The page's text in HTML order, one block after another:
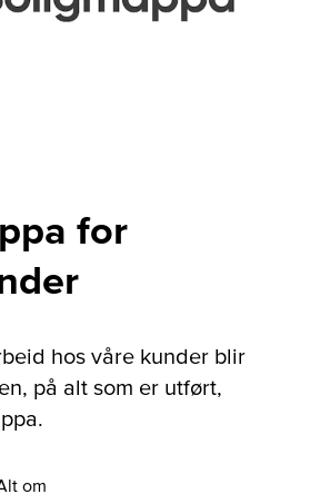
for
hos våre kunder blir
på alt som er utført,
om